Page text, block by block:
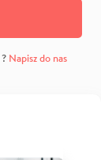
? Napisz do nas